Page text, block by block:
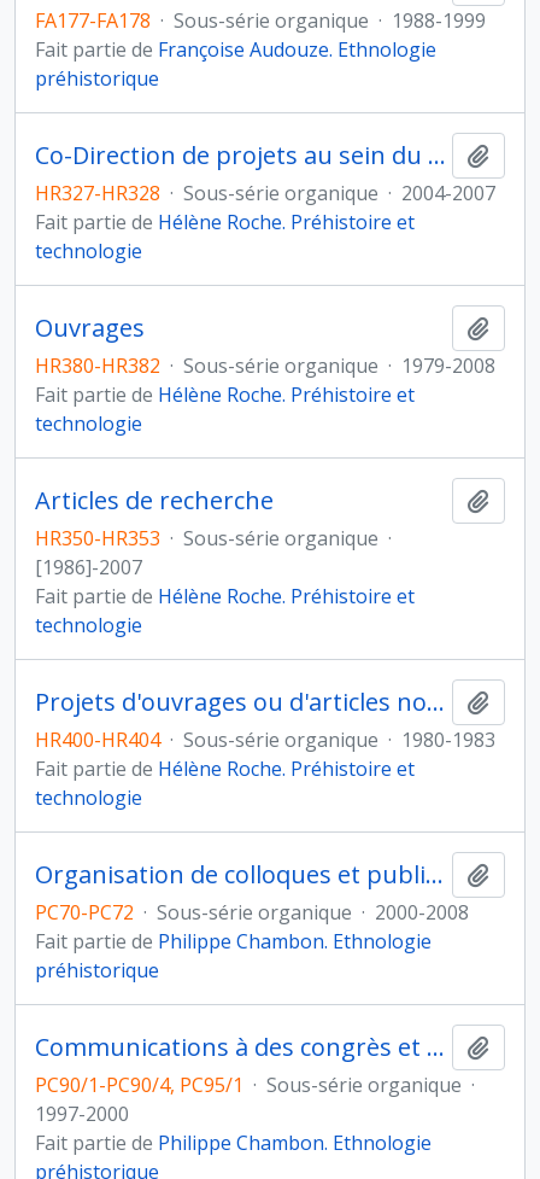
FA177-FA178 · Sous-série organique · 1988-1999
Fait partie de Françoise Audouze. Ethnologie
préhistorique
Co-Direction de projets au sein du programme Eclipse II-2004-2007 "Environnement et CLImats du Passé : hiStoire et Evolution" (CNRS, programme INSU/SHS)
HR327-HR328 · Sous-série organique · 2004-2007
Fait partie de Hélène Roche. Préhistoire et
technologie
Ouvrages
HR380-HR382 · Sous-série organique · 1979-2008
Fait partie de Hélène Roche. Préhistoire et
technologie
Articles de recherche
HR350-HR353 · Sous-série organique ·
[1986]-2007
Fait partie de Hélène Roche. Préhistoire et
technologie
Projets d'ouvrages ou d'articles non aboutis
HR400-HR404 · Sous-série organique · 1980-1983
Fait partie de Hélène Roche. Préhistoire et
technologie
Organisation de colloques et publication des actes
PC70-PC72 · Sous-série organique · 2000-2008
Fait partie de Philippe Chambon. Ethnologie
préhistorique
Communications à des congrès et publications des actes
PC90/1-PC90/4, PC95/1 · Sous-série organique ·
1997-2000
Fait partie de Philippe Chambon. Ethnologie
préhistorique